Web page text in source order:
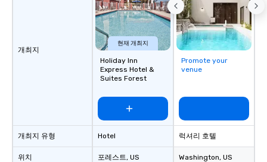
개최지
개최지 유형
위치
현재 개최지
Holiday Inn
Express Hotel &
Suites Forest
Hotel
포레스트, US
Promote your
venue
럭셔리 호텔
Washington, US